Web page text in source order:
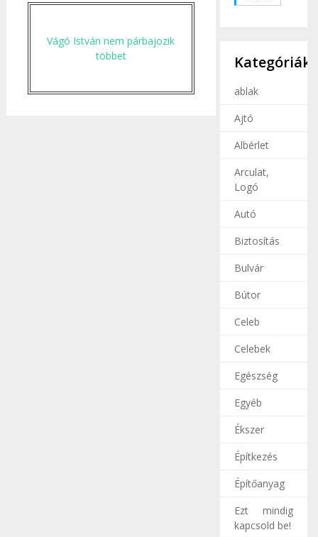
Vágó István nem párbajozik
többet
Kategóriák
ablak
Ajtó
Albérlet
Arculat,
Logó
Autó
Biztosítás
Bulvár
Bútor
Celeb
Celebek
Egészség
Egyéb
Ékszer
Építkezés
Építőanyag
Ezt mindig
kapcsold be!